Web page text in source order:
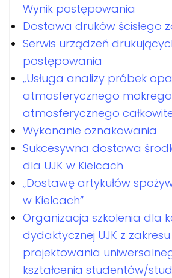
Wynik postępowania
Dostawa druków ścisłego
Serwis urządzeń
postępowania
„Usługa analizy próbek
atmosferycznego
atmosferycznego
Wykonanie oznakowania
Sukcesywna dostawa
dla UJK w Kielcach
„Dostawę artykułów
w Kielcach”
Organizacja szkolenia dla
dydaktycznej UJK z zakresu
projektowania
kształcenia studentów/